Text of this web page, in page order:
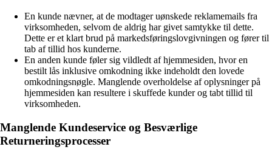
En kunde nævner, at de modtager uønskede reklamemails fra
virksomheden, selvom de aldrig har givet samtykke til dette.
Dette er et klart brud på markedsføringslovgivningen og fører til
tab af tillid hos kunderne.
En anden kunde føler sig vildledt af hjemmesiden, hvor en
bestilt lås inklusive omkodning ikke indeholdt den lovede
omkodningsnøgle. Manglende overholdelse af oplysninger på
hjemmesiden kan resultere i skuffede kunder og tabt tillid til
virksomheden.
Manglende Kundeservice og Besværlige
Returneringsprocesser